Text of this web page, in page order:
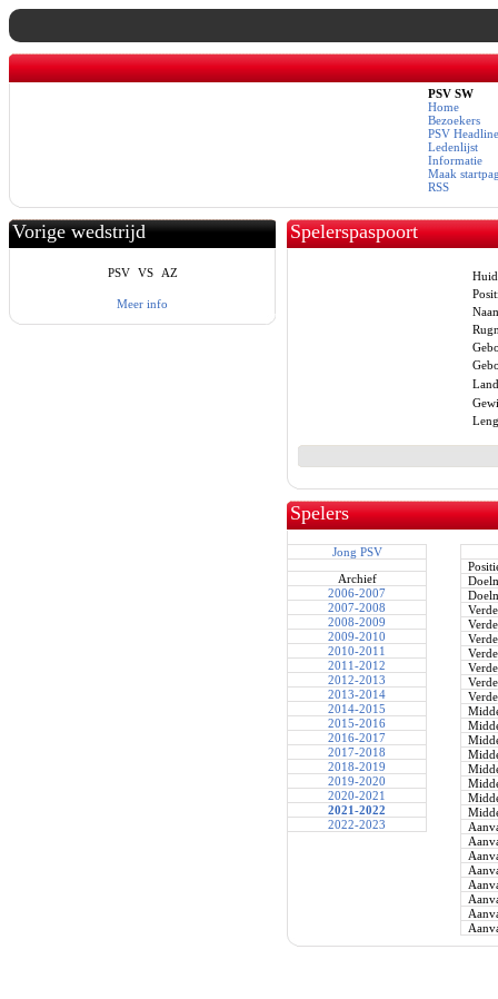
PSV SW
Home
Bezoekers
PSV
Ledenlijst
Informatie
Maak
RSS
Vorige wedstrijd
PSV VS AZ
Meer info
Spelerspaspoort
Spelers
Jong PSV
Archief
2006-2007
2007-2008
2008-2009
2009-2010
2010-2011
2011-2012
2012-2013
2013-2014
2014-2015
2015-2016
2016-2017
2017-2018
2018-2019
2019-2020
2020-2021
2021-2022
2022-2023